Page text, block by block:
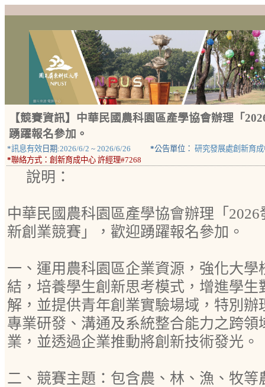
【競賽資訊】中華民國農科園區產學協會辦理「
踴躍報名參加。
*訊息有效 日期:2026/6/2 ~ 2026/6/26 *公告單位： 研究發展處創新育
*聯絡方式： 創新育成中心 許經理#7268
說明：
中華民國農科園區產學協會辦理「
新創業競賽」，歡迎踴躍報名參加。
一、運用農科園區企業資源，強化大
結，培養學生創新思考模式，增進學
解，並提供青年創業實驗場域，特別
專業研發、溝通及系統整合能力之跨
業，並透過企業推動將創新技術發光。
二、競賽主題：包含農、林、漁、牧